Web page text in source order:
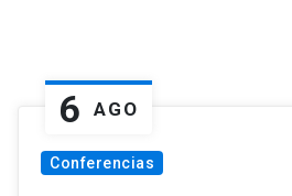
6 AGO
Conferencias